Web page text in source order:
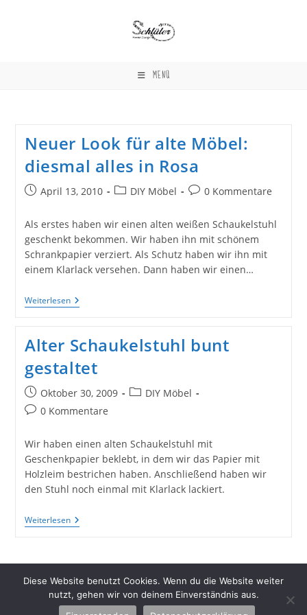
MENÜ
Neuer Look für alte Möbel:
diesmal alles in Rosa
BeitragApril 13, 2010
Beitrags-
DIY Möbel
Beitrags-
0 Kommentare
Als erstes haben wir einen alten weißen Schaukelstuhl
geschenkt bekommen. Wir haben ihn mit schönem
Schrankpapier verziert. Als Schutz haben wir ihn mit
einem Klarlack versehen. Dann haben wir einen…
WeiterlesenNeuer
Look
Möbel:
Diesmal
Alles
In
Rosa
Alter Schaukelstuhl bunt
gestaltet
Beitrag
veröffentlicht:
Oktober 30, 2009
Beitrags-
DIY Möbel
Beitrags-
0 Kommentare
Wir haben einen alten Schaukelstuhl mit
Geschenkpapier beklebt, in dem wir das Papier mit
Holzleim bestrichen haben. Anschließend haben wir
den Stuhl noch einmal mit Klarlack lackiert.
WeiterlesenAlter
Schaukelstuhl
Diese Website benutzt Cookies. Wenn du die Website weiter
nutzt, gehen wir von deinem Einverständnis aus.